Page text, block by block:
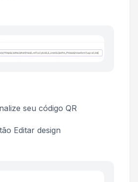
seu código QR
Editar design